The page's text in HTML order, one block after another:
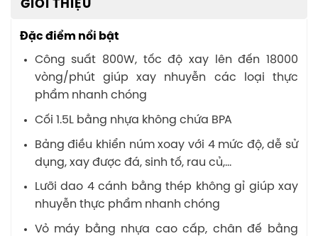
GIỚI THIỆU
Đặc điểm nổi bật
Công suất 800W, tốc độ xay lên đến 18000
vòng/phút giúp xay nhuyễn các loại thực
phẩm nhanh chóng
Cối 1.5L bằng nhựa không chứa BPA
Bảng điều khiển núm xoay với 4 mức độ, dễ sử
dụng, xay được đá, sinh tố, rau củ,…
Lưỡi dao 4 cánh bằng thép không gỉ giúp xay
nhuyễn thực phẩm nhanh chóng
Vỏ máy bằng nhựa cao cấp, chân đế bằng